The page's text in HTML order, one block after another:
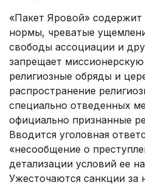
«Пакет Яровой»
нормы, чреватые
свободы ассоциации и
запрещает миссионерскую
религиозные обряды и
распространение
специально отведенных
официально признанные
Вводится уголовная
«несообщение о
детализации условий ее
Ужесточаются санкции за